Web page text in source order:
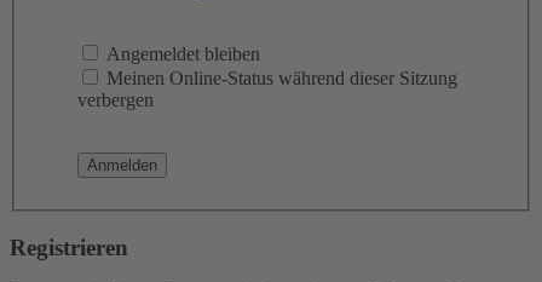
Angemeldet bleiben
Meinen Online-Status während dieser Sitzung
verbergen
Registrieren